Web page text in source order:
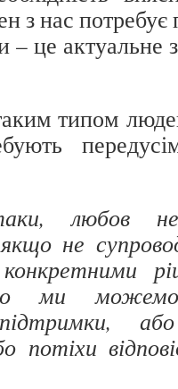
з нас потребує
– це актуальне
типом
любов
не
ми можемо
потіхи